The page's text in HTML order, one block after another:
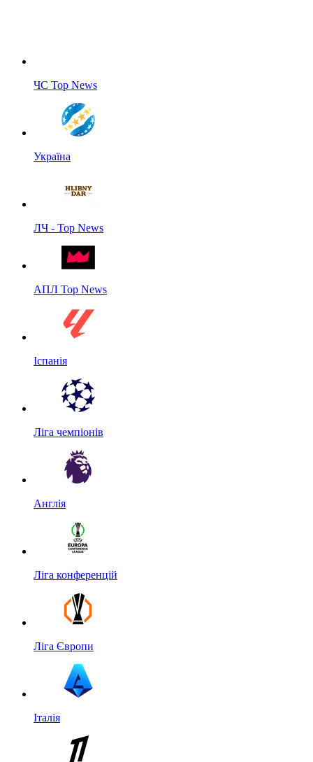
ЧС Top News
Україна
ЛЧ - Top News
АПЛ Top News
Іспанія
Ліга чемпіонів
Англія
Ліга конференцій
Ліга Європи
Італія